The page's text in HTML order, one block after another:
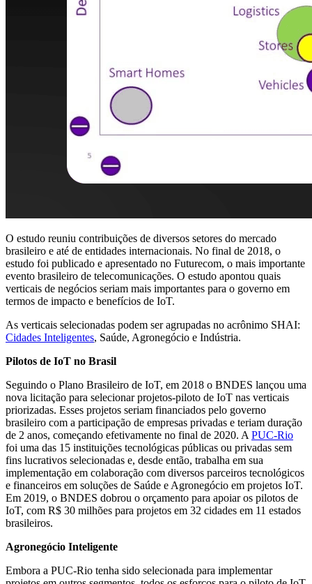
O estudo reuniu contribuições de diversos setores do mercado
brasileiro e até de entidades internacionais. No final de 2018, o
estudo foi publicado e apresentado no Futurecom, o mais importante
evento brasileiro de telecomunicações. O estudo apontou quais
verticais de negócios seriam mais importantes para o governo em
termos de impacto e benefícios de IoT.
As verticais selecionadas podem ser agrupadas no acrônimo SHAI:
Cidades Inteligentes, Saúde, Agronegócio e Indústria.
Pilotos de IoT no Brasil
Seguindo o Plano Brasileiro de IoT, em 2018 o BNDES lançou uma
nova licitação para selecionar projetos-piloto de IoT nas verticais
priorizadas. Esses projetos seriam financiados pelo governo
brasileiro com a participação de empresas privadas e teriam duração
de 2 anos, começando efetivamente no final de 2020. A PUC-Rio
foi uma das 15 instituições tecnológicas públicas ou privadas sem
fins lucrativos selecionadas e, desde então, trabalha em sua
implementação em colaboração com diversos parceiros tecnológicos
e financeiros em soluções de Saúde e Agronegócio em projetos IoT.
Em 2019, o BNDES dobrou o orçamento para apoiar os pilotos de
IoT, com R$ 30 milhões para projetos em 32 cidades em 11 estados
brasileiros.
Agronegócio Inteligente
Embora a PUC-Rio tenha sido selecionada para implementar